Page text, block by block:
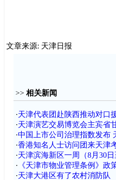
文章来源: 天津日报
>> 相关新闻
·天津代表团赴陕西推动对口
·天津演艺交易博览会主宾省
·中国上市公司治理指数发布
·香港知名人士访问团来天津
·天津滨海新区一周（8月30
· 《天津市物业管理条例》政
·天津大港区有了农村消防队